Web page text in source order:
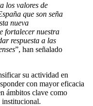
los valores de
que son seña
nueva
fortalecer nuestra
respuesta a las
”, han señalado
su actividad en
con mayor eficacia
ámbitos clave como
institucional.